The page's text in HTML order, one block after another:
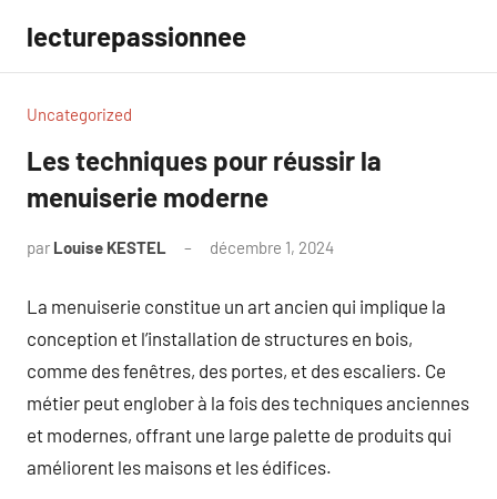
contenu
lecturepassionnee
Uncategorized
Les techniques pour réussir la
menuiserie moderne
par Louise KESTEL décembre 1, 2024
La menuiserie constitue un art ancien qui implique la
conception et l’installation de structures en bois,
comme des fenêtres, des portes, et des escaliers. Ce
métier peut englober à la fois des techniques anciennes
et modernes, offrant une large palette de produits qui
améliorent les maisons et les édifices.